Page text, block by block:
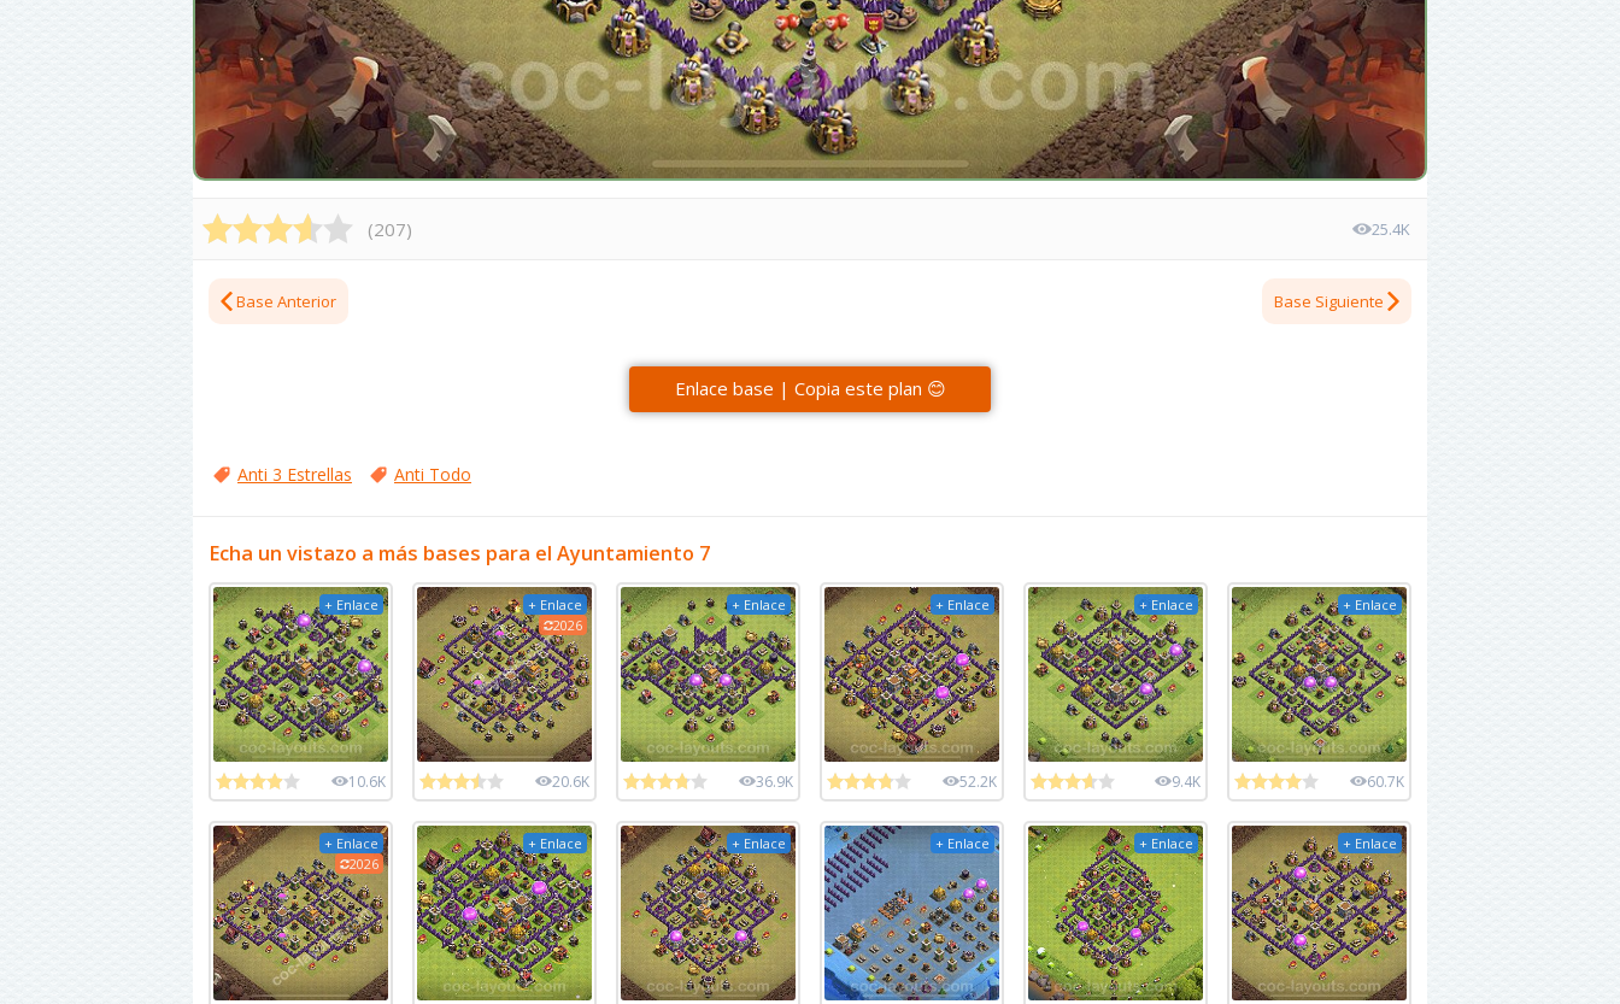
(207) 25.4K
Base Anterior Base Siguiente
Enlace base | Copia este plan 😊
Anti 3 Estrellas Anti Todo
Echa un vistazo a más bases para el Ayuntamiento 7
+ Enlace
10.6K
+ Enlace
2026
20.6K
+ Enlace
36.9K
+ Enlace
52.2K
+ Enlace
9.4K
+ Enlace
60.7K
+ Enlace
2026
+ Enlace + Enlace + Enlace + Enlace + Enlace